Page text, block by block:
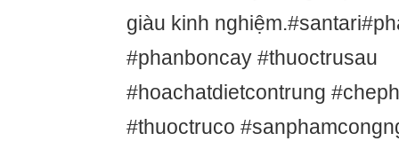
giàu kinh
#phanboncay #thuoctrusau
#hoachatdietcontrung
#thuoctruco